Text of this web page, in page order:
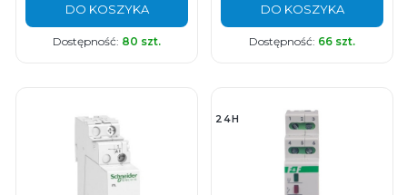
DO KOSZYKA
Dostępność: 80 szt.
DO KOSZYKA
Dostępność: 66 szt.
24H